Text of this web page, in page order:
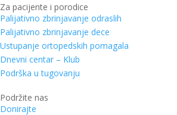
Za pacijente i porodice
Palijativno zbrinjavanje odraslih
Palijativno zbrinjavanje dece
Ustupanje ortopedskih pomagala
Dnevni centar – Klub
Podrška u tugovanju
Podržite nas
Donirajte